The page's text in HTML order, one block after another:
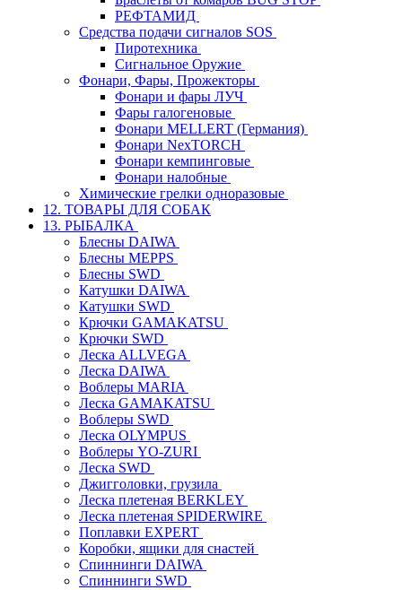
РЕФТАМИД
Средства подачи сигналов SOS
Пиротехника
Сигнальное Оружие
Фонари, Фары, Прожекторы
Фонари и фары ЛУЧ
Фары галогеновые
Фонари MELLERT (Германия)
Фонари NexTORCH
Фонари кемпинговые
Фонари налобные
Химические грелки одноразовые
12. ТОВАРЫ ДЛЯ СОБАК
13. РЫБАЛКА
Блесны DAIWA
Блесны MEPPS
Блесны SWD
Катушки DAIWA
Катушки SWD
Крючки GAMAKATSU
Крючки SWD
Леска ALLVEGA
Леска DAIWA
Воблеры MARIA
Леска GAMAKATSU
Воблеры SWD
Леска OLYMPUS
Воблеры YO-ZURI
Леска SWD
Джигголовки, грузила
Леска плетеная BERKLEY
Леска плетеная SPIDERWIRE
Поплавки EXPERT
Коробки, ящики для снастей
Спиннинги DAIWA
Спиннинги SWD